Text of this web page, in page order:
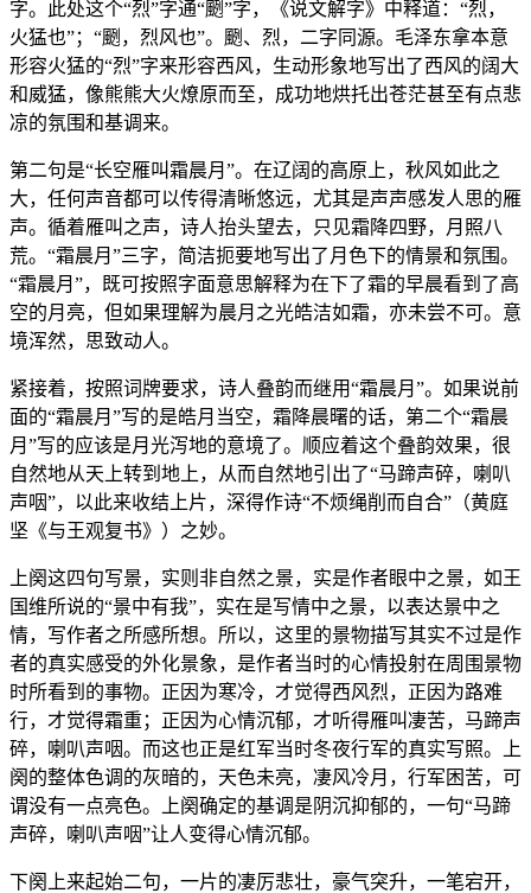
字。此处这个“烈”字通“颲”字，《说文解字》中释道：“烈，
火猛也”；“颲，烈风也”。颲、烈，二字同源。毛泽东拿本意
形容火猛的“烈”字来形容西风，生动形象地写出了西风的阔大
和威猛，像熊熊大火燎原而至，成功地烘托出苍茫甚至有点悲
凉的氛围和基调来。
第二句是“长空雁叫霜晨月”。在辽阔的高原上，秋风如此之
大，任何声音都可以传得清晰悠远，尤其是声声感发人思的雁
声。循着雁叫之声，诗人抬头望去，只见霜降四野，月照八
荒。“霜晨月”三字，简洁扼要地写出了月色下的情景和氛围。
“霜晨月”，既可按照字面意思解释为在下了霜的早晨看到了高
空的月亮，但如果理解为晨月之光皓洁如霜，亦未尝不可。意
境浑然，思致动人。
紧接着，按照词牌要求，诗人叠韵而继用“霜晨月”。如果说前
面的“霜晨月”写的是皓月当空，霜降晨曙的话，第二个“霜晨
月”写的应该是月光泻地的意境了。顺应着这个叠韵效果，很
自然地从天上转到地上，从而自然地引出了“马蹄声碎，喇叭
声咽”，以此来收结上片，深得作诗“不烦绳削而自合”（黄庭
坚《与王观复书》）之妙。
上阕这四句写景，实则非自然之景，实是作者眼中之景，如王
国维所说的“景中有我”，实在是写情中之景，以表达景中之
情，写作者之所感所想。所以，这里的景物描写其实不过是作
者的真实感受的外化景象，是作者当时的心情投射在周围景物
时所看到的事物。正因为寒冷，才觉得西风烈，正因为路难
行，才觉得霜重；正因为心情沉郁，才听得雁叫凄苦，马蹄声
碎，喇叭声咽。而这也正是红军当时冬夜行军的真实写照。上
阕的整体色调的灰暗的，天色未亮，凄风冷月，行军困苦，可
谓没有一点亮色。上阕确定的基调是阴沉抑郁的，一句“马蹄
声碎，喇叭声咽”让人变得心情沉郁。
下阕上来起始二句，一片的凄厉悲壮，豪气突升，一笔宕开，